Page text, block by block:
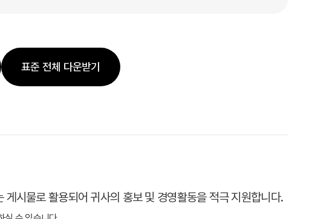
표준 전체 다운받기
시물로 활용되어 귀사의 홍보 및 경영활동을 적극 지원합니다.